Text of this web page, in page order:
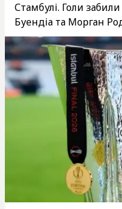
Стамбулі. Голи
Буендіа та Морган